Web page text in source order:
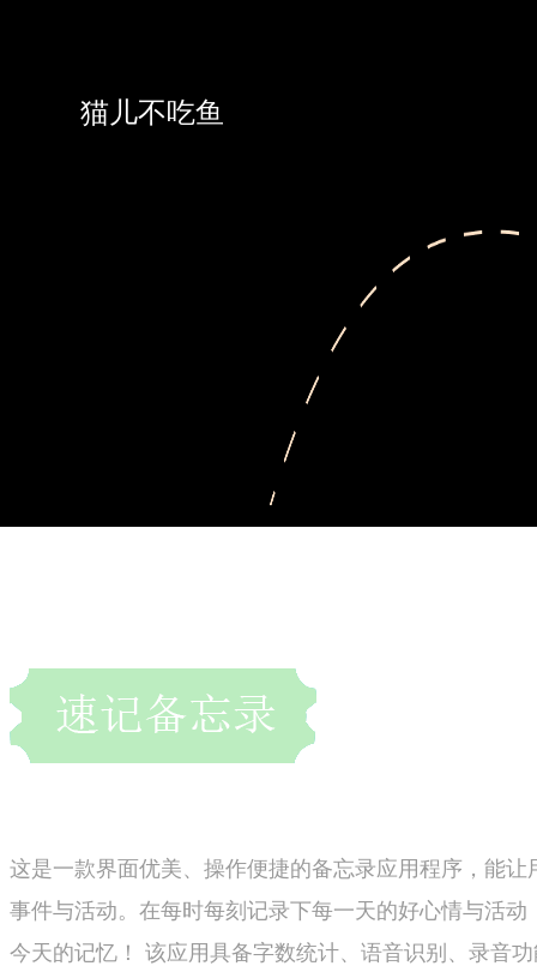
猫儿不吃鱼
这是一款界面优美、操作便捷的备忘录应用程序，能让
事件与活动。在每时每刻记录下每一天的好心情与活动
今天的记忆！ 该应用具备字数统计、语音识别、录音